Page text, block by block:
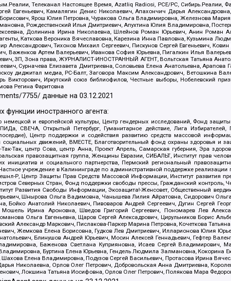
Телеканал Настоящее Время, Azatliq Radiosi, PCE/PC, Сибирь.Реалии,
Евгеньевич, Камалягин Денис Николаевич, Апахончич Дарья
Ярош Юлия Петровна, Чуракова Ольга Владимировна, Железнова
Рождественский Илья Дмитриевич, Апухтина Юлия Владимировна,
Долинина Ирина Николаевна, Шлейнов Роман Юрьевич, Анин Роман
Каткова Вероника Вячеславовна, Карезина Инна Павловна, Кузьмина
Тихонов Михаил Сергеевич, Пискунов Сергей Евгеньевич,
Важенков Артем Валерьевич, Иванова София Юрьевна, Пигалкин Илья
ЗП, Зона права, ЖУРНАЛИСТ-ИНОСТРАННЫЙ АГЕНТ, Вольтская Татьяна
Сурначева Елизавета Дмитриевна, Соловьева Елена Анатольевна,
диджитал медиа, РС-Балт, Заговора Максим Александрович, Ветошкина
Викторович, Иркутский союз библиофилов, Честные выборы, Нобелевский
Регина Фаритовна
7755/ данные на03.12.2021
иностранного агента:
и европейской культуры, Центр гендерных исследований, Фонд
СВЕЧА, Открытый Петербург, Гуманитарное действие, Лига Избирателей,
Центр поддержки и содействия развитию средств массовой
социальных движений, ВМЕСТЕ, Благотворительный фонд охраны здоровья
Так-Так, центр Сова, центр Анна, Проект Апрель, Самарская губерния, Эра
правозащитная группа, Женщины Евразии, СИБАЛЬТ, Институт прав
инициатив и социального партнерства, Пермский региональный
учреждение в Калининграде по административной поддержке реализации
Р, Центр Защиты Прав Средств Массовой Информации, Институт развития
Северных Стран, Фонд поддержки свободы прессы, Гражданский
Развития Свободы Информации, Экозащита!-Женсовет, Общественный
Шнырова Ольга Вадимовна, Чанышева Лилия Айратовна, Сидорович Ольга
Бойко Анатолий Николаевич, Пивоваров Андрей Сергеевич, Дугин Сергей
Ирина Ароновна, Шведов Григорий Сергеевич, Пономарев Лев
Ольга Евгеньевна, Щаров Сергей Алексадрович, Цирульников Борис
Александр Маркович, Пислакова-Паркер Марина Петровна, Кочеткова
Жемкова Елена Борисовна, Гудков Лев Дмитриевич, Илларионова Юлия
Блинушов Андрей Юрьевич, Мосин Алексей Геннадьевич, Гефтер
Баженова Светлана Куприяновна, Исаев Сергей Владимирович,
Буртина Елена Юрьевна, Гендель Людмила Залмановна, Кокорина
Елена Владимировна, Подузов Сергей Васильевич, Протасова Ирина
Николаевна, Орлов Олег Петрович, Добровольская Анна Дмитриевна,
Локшина Татьяна Иосифовна, Орлов Олег Петрович, Полякова Мара